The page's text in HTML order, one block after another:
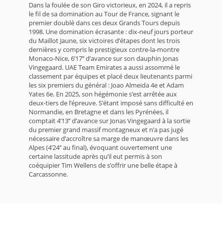
Dans la foulée de son Giro victorieux, en 2024, il a repris
le fil de sa domination au Tour de France, signant le
premier doublé dans ces deux Grands Tours depuis
1998. Une domination écrasante : dix-neuf jours porteur
du Maillot Jaune, six victoires d’étapes dont les trois
dernières y compris le prestigieux contre-la-montre
Monaco-Nice, 6’17’’ d’avance sur son dauphin Jonas
Vingegaard. UAE Team Emirates a aussi assommé le
classement par équipes et placé deux lieutenants parmi
les six premiers du général : Joao Almeida 4e et Adam
Yates 6e. En 2025, son hégémonie s’est arrêtée aux
deux-tiers de l’épreuve. S’étant imposé sans difficulté en
Normandie, en Bretagne et dans les Pyrénées, il
comptait 4’13’’ d’avance sur Jonas Vingegaard à la sortie
du premier grand massif montagneux et n’a pas jugé
nécessaire d’accroître sa marge de manœuvre dans les
Alpes (4’24’’ au final), évoquant ouvertement une
certaine lassitude après qu’il eut permis à son
coéquipier Tim Wellens de s’offrir une belle étape à
Carcassonne.